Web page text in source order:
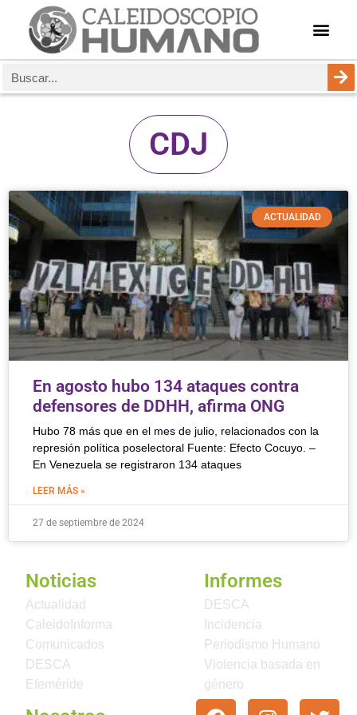
CDJ
ACTUALIDAD
En agosto hubo 134 ataques contra
defensores de DDHH, afirma ONG
Hubo 78 más que en el mes de julio, relacionados con la
represión política poselectoral Fuente: Efecto Cocuyo. –
En Venezuela se registraron 134 ataques
LEER MÁS »
27 de septiembre de 2024
Noticias
Actualidad
CaleidoInforma
Comunicados
DESCA
Efeméride
Informes
DESCA
Incidencia
Periodismo Humano
Violencia basada en
género